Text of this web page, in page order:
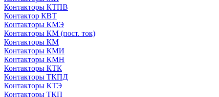
Контакторы КТПВ
Контактор КВТ
Контакторы КМЭ
Контакторы КМ (пост. ток)
Контакторы КМ
Контакторы КМИ
Контакторы КМН
Контакторы КТК
Контакторы ТКПД
Контакторы КТЭ
Контакторы ТКП